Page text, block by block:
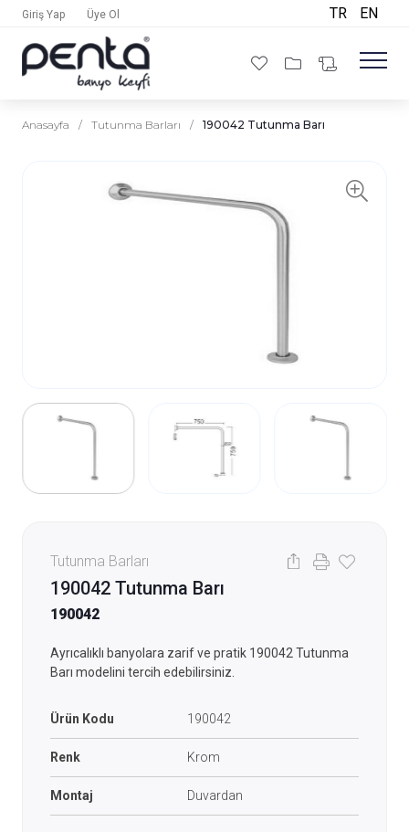
Giriş Yap Üye Ol TR EN
Anasayfa / Tutunma Barları / 190042 Tutunma Barı
Tutunma Barları
190042 Tutunma Barı
190042
Ayrıcalıklı banyolara zarif ve pratik 190042 Tutunma
Barı modelini tercih edebilirsiniz.
Ürün Kodu 190042
Renk Krom
Montaj Duvardan